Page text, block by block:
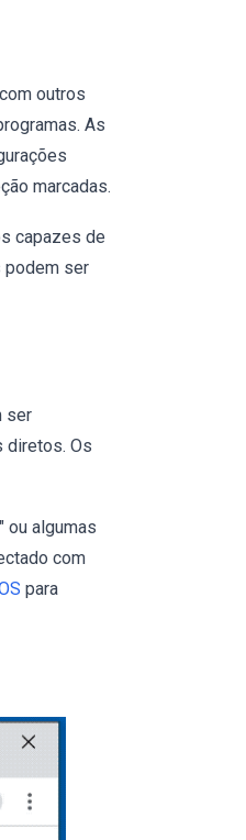
outros
As
marcadas.
capazes de
podem ser
ser
diretos. Os
ou algumas
com
para